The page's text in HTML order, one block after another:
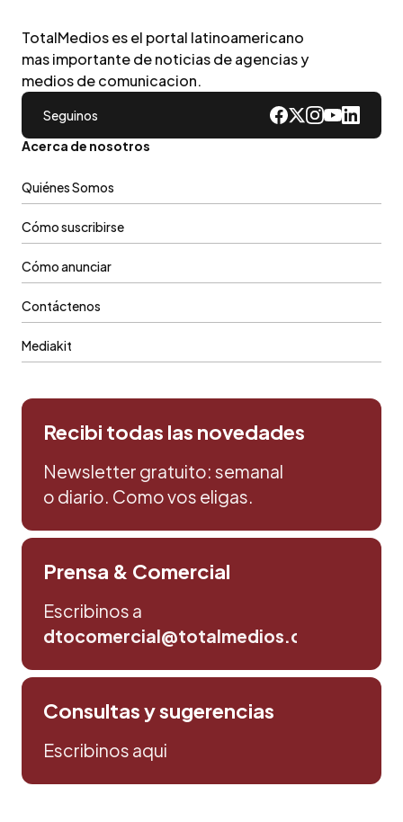
TotalMedios es el portal latinoamericano
mas importante de noticias de agencias y
medios de comunicacion.
Seguinos
Acerca de nosotros
Quiénes Somos
Cómo suscribirse
Cómo anunciar
Contáctenos
Mediakit
Recibi todas las novedades
Newsletter gratuito: semanal
o diario. Como vos eligas.
Prensa & Comercial
Escribinos a
dtocomercial@totalmedios.com
Consultas y sugerencias
Escribinos aqui